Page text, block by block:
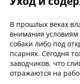
В прошлых веках
внимания
собаки либо под
псарнях. Сегодня
заводчиков, что
отражаются на